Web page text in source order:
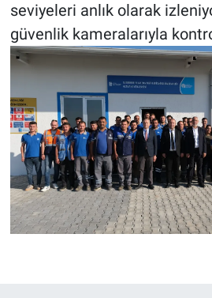
seviyeleri anlık olarak
güvenlik kameralarıyla